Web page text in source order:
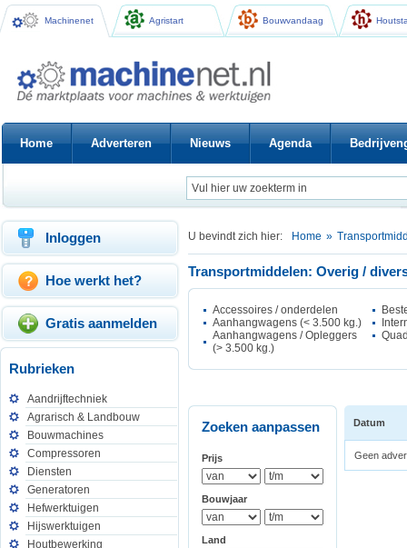
Machinenet Agristart Bouwvandaag
Home Adverteren Nieuws Agenda
Inloggen
Hoe werkt het?
Gratis aanmelden
Rubrieken
Aandrijftechniek
Agrarisch & Landbouw
Bouwmachines
Compressoren
Diensten
Generatoren
Hefwerktuigen
Hijswerktuigen
Houtbewerking
U bevindt zich hier: Home »
Transportmiddelen: Overig /
Accessoires / onderdelen
Aanhangwagens (< 3.500 kg.)
Aanhangwagens / Opleggers
(> 3.500 kg.)
Zoeken aanpassen
Prijs
Bouwjaar
Land
Datum
Geen